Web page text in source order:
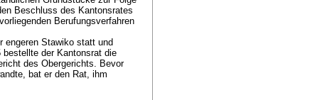
Beschluss des Kantonsrates
Berufungsverfahren
engeren Stawiko statt und
der Kantonsrat die
des Obergerichts. Bevor
bat er den Rat, ihm